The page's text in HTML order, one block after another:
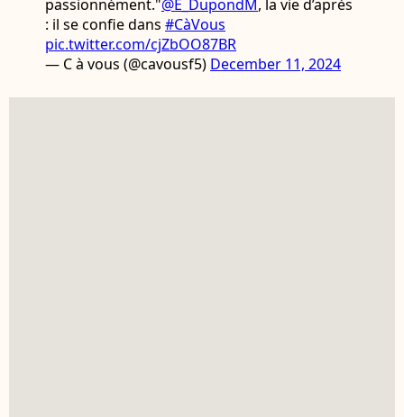
passionnément."@E_DupondM, la vie d’après
: il se confie dans #CàVous
pic.twitter.com/cjZbOO87BR
— C à vous (@cavousf5) December 11, 2024